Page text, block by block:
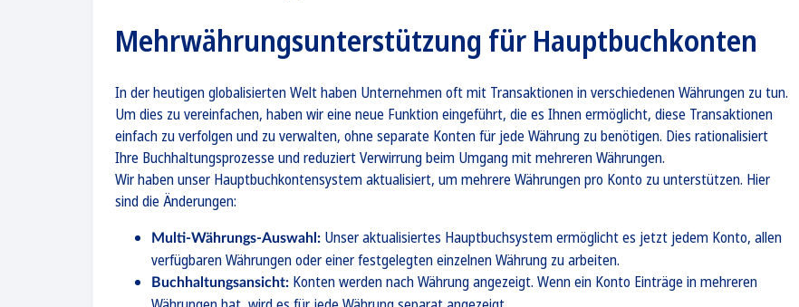
Mehrwährungsunterstützung für Hauptbuchkonten
In der heutigen globalisierten Welt haben Unternehmen oft mit Transaktionen in verschiedenen Währungen zu tun.
Um dies zu vereinfachen, haben wir eine neue Funktion eingeführt, die es Ihnen ermöglicht, diese Transaktionen
einfach zu verfolgen und zu verwalten, ohne separate Konten für jede Währung zu benötigen. Dies rationalisiert
Ihre Buchhaltungsprozesse und reduziert Verwirrung beim Umgang mit mehreren Währungen.
Wir haben unser Hauptbuchkontensystem aktualisiert, um mehrere Währungen pro Konto zu unterstützen. Hier
sind die Änderungen:
Multi-Währungs-Auswahl: Unser aktualisiertes Hauptbuchsystem ermöglicht es jetzt jedem Konto, allen
verfügbaren Währungen oder einer festgelegten einzelnen Währung zu arbeiten.
Buchhaltungsansicht: Konten werden nach Währung angezeigt. Wenn ein Konto Einträge in mehreren